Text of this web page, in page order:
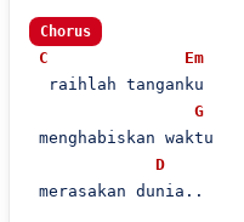
Chorus
C
Em
  raihlah tanganku
G
menghabiskan waktu
D
merasakan dunia..